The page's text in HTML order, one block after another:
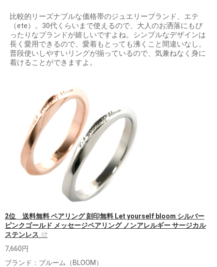
比較的リーズナブルな価格帯のジュエリーブランド、エテ
（ete）。30代くらいまで使えるので、大人のお洒落にもぴ
ったりなブランドが嬉しいですよね。シンプルなデザインは
長く愛用できるので、愛着もとっても沸くこと間違いなし。
普段使いしやすいリングが揃っているので、気兼ねなく身に
着けることができますよ。
2位 送料無料 ペアリング 刻印無料 Let yourself bloom シルバー
ピンクゴールド メッセージペアリング ノンアレルギー サージカル
ステンレス
7,660円
ブランド：ブルーム（BLOOM）